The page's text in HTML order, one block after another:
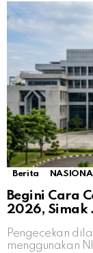
Berita
Begini Cara
2026, Simak
Pengecekan
menggunakan